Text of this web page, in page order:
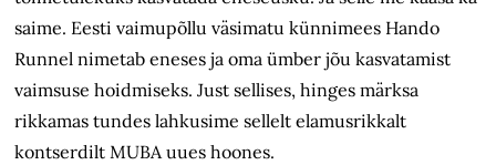
saime. Eesti vaimupõllu väsimatu künnimees Hando
Runnel nimetab eneses ja oma ümber jõu kasvatamist
vaimsuse hoidmiseks. Just sellises, hinges märksa
rikkamas tundes lahkusime sellelt elamusrikkalt
kontserdilt MUBA uues hoones.